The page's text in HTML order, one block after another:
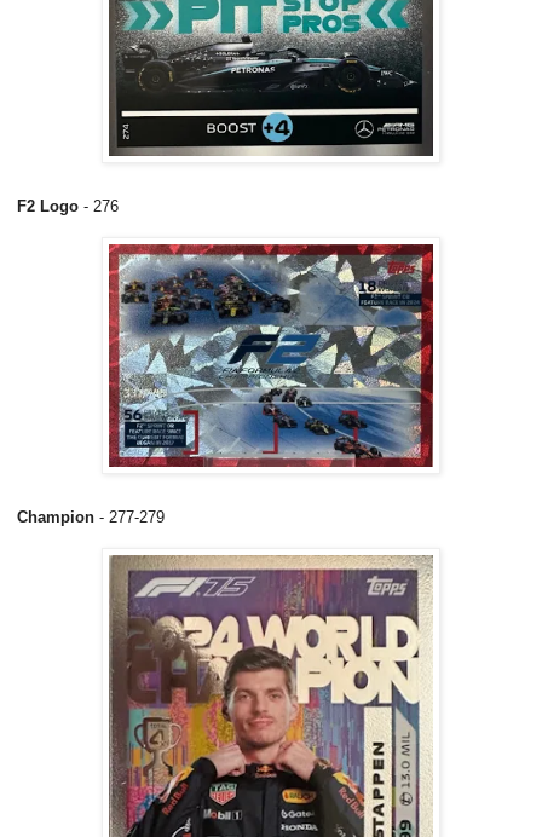
F2 Logo - 276
Champion - 277-279